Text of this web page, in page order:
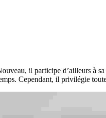
il participe d’ailleurs à
Cependant, il privilégie